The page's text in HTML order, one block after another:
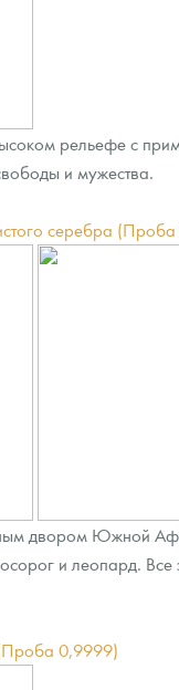
рельефе с
и мужества.
серебра
двором Южной
и леопард.
(Проба 0,9999)